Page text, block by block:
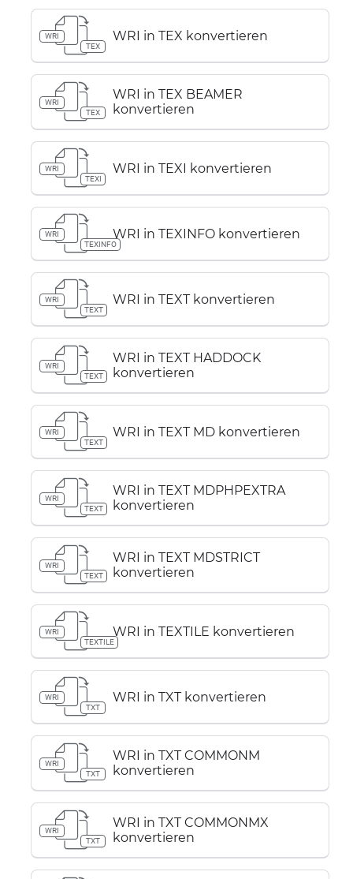
WRI
TEX
WRI in TEX konvertieren
WRI
TEX
WRI in TEX BEAMER
konvertieren
WRI
TEXI
WRI in TEXI konvertieren
WRI
TEXINFO
WRI in TEXINFO konvertieren
WRI
TEXT
WRI in TEXT konvertieren
WRI
TEXT
WRI in TEXT HADDOCK
konvertieren
WRI
TEXT
WRI in TEXT MD konvertieren
WRI
TEXT
WRI in TEXT MDPHPEXTRA
konvertieren
WRI
TEXT
WRI in TEXT MDSTRICT
konvertieren
WRI
TEXTILE
WRI in TEXTILE konvertieren
WRI
TXT
WRI in TXT konvertieren
WRI
TXT
WRI in TXT COMMONM
konvertieren
WRI
TXT
WRI in TXT COMMONMX
konvertieren